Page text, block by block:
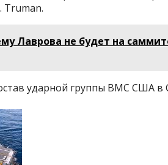
Truman.
Лаврова не будет на
ударной группы ВМС США